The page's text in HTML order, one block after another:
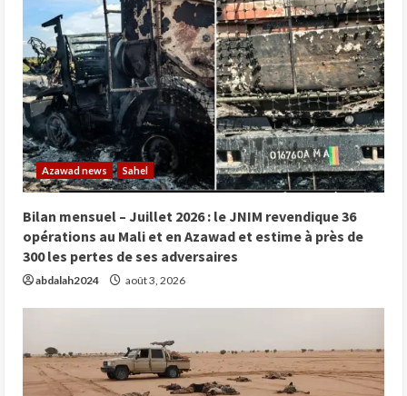
Azawad news Sahel
Bilan mensuel – Juillet 2026 : le JNIM revendique 36
opérations au Mali et en Azawad et estime à près de
300 les pertes de ses adversaires
abdalah2024 août 3, 2026